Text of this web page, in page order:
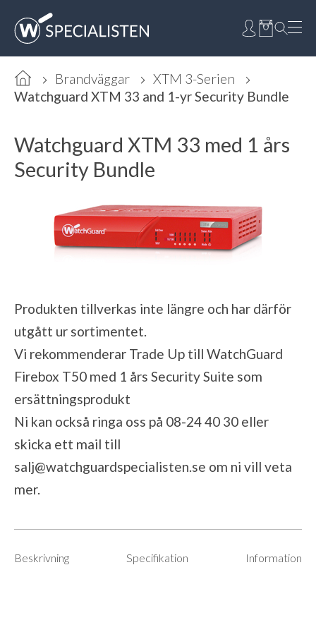
Brandväggar
XTM 3-Serien
Watchguard XTM 33 and 1-yr Security Bundle
Watchguard XTM 33 med 1 års
Security Bundle
Produkten tillverkas inte längre och har därför
utgått ur sortimentet.
Vi rekommenderar Trade Up till WatchGuard
Firebox T50 med 1 års Security Suite som
ersättningsprodukt
Ni kan också ringa oss på 08-24 40 30 eller
skicka ett mail till
salj@watchguardspecialisten.se om ni vill veta
mer.
Beskrivning Specifikation Information